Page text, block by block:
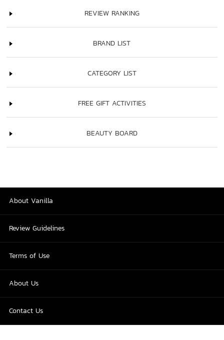
REVIEW RANKING
BRAND LIST
CATEGORY LIST
FREE GIFT ACTIVITIES
BEAUTY BOARD
About Vanilla
Review Guidelines
Terms of Use
About Us
Contact Us